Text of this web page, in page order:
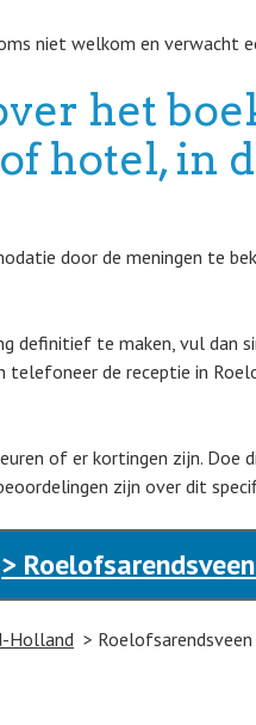
niet welkom en
het
hotel, in
door de meningen te
definitief te maken, vul dan
telefoneer de receptie in
of er kortingen zijn. Doe
zijn over dit
>
Holland Roelofsarendsveen